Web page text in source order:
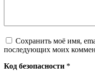
Сохранить моё имя,
последующих моих
Код безопасности *